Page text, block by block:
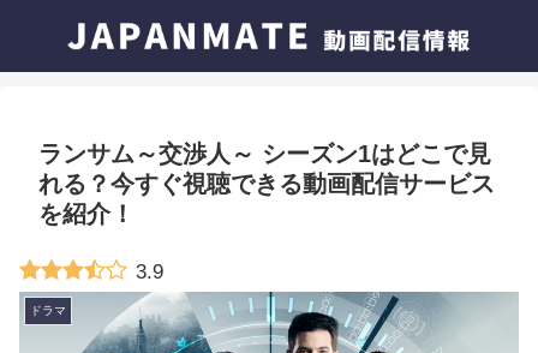
ランサム～交渉人～ シーズン1はどこで見
れる？今すぐ視聴できる動画配信サービス
を紹介！
3.9
ドラマ